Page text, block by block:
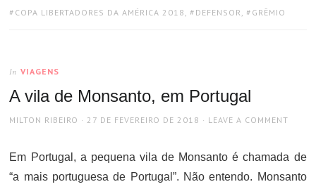
TAGS:
COPA LIBERTADORES DA AMÉRICA 2018 , DEFENSOR , GRÊMIO
In VIAGENS
A vila de Monsanto, em Portugal
AUTHOR
MILTON RIBEIRO
POSTED
27 DE FEVEREIRO DE 2018 LEAVE A COMMENT
Em Portugal, a pequena vila de Monsanto é chamada de
“a mais portuguesa de Portugal”. Não entendo. Monsanto